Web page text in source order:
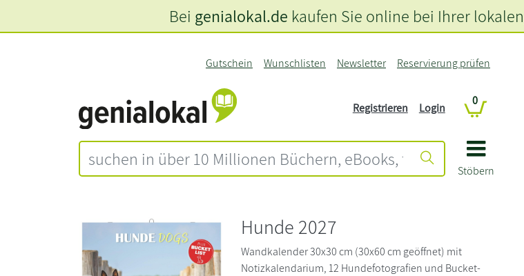
Stöbern
Gutschein Wunschlisten Newsletter Reservierung prüfen
Registrieren Login
0
Bei genialokal.de kaufen Sie online bei Ihrer lokalen
Hunde 2027
Wandkalender 30x30 cm (30x60 cm geöffnet) mit
Notizkalendarium, 12 Hundefotografien und Bucket-